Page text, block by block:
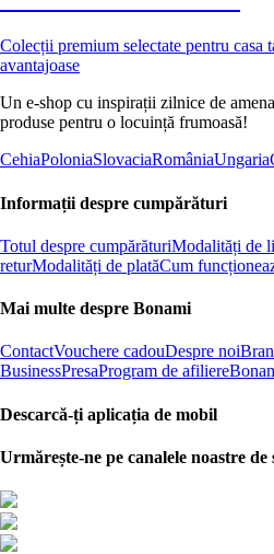
Colecții premium selectate pentru casa
avantajoase
Un e-shop cu inspirații zilnice de
produse pentru o locuință frumoasă!
CehiaPoloniaSlovaciaRomâniaUngaria
Informații despre cumpărături
Totul despre cumpărăturiModalități de
returModalități de platăCum
Mai multe despre Bonami
ContactVouchere cadouDespre noi
BusinessPresaProgram de afiliere
Descarcă-ți aplicația de mobil
Urmărește-ne pe canalele noastre de